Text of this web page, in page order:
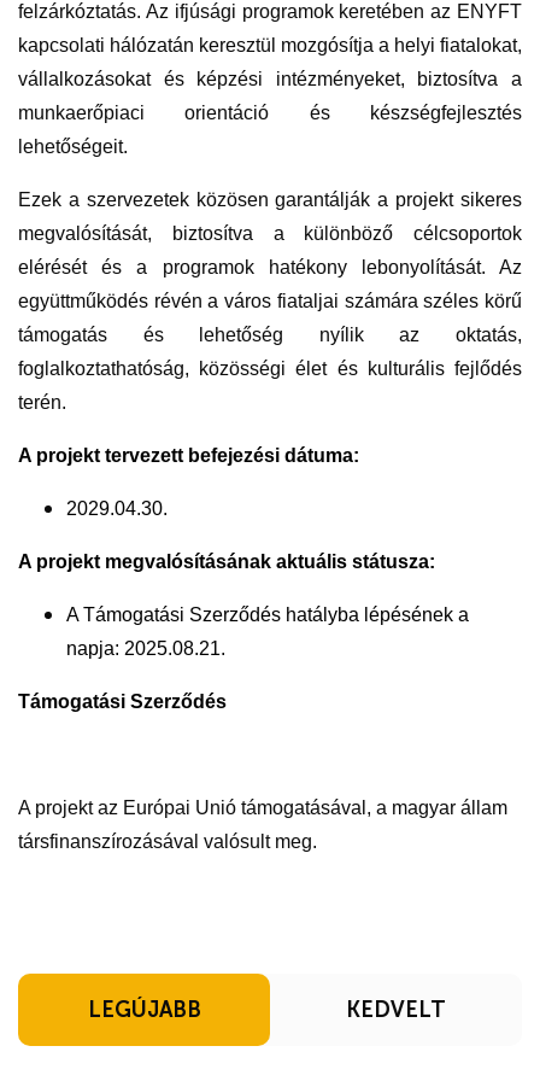
felzárkóztatás. Az ifjúsági programok keretében az ENYFT
kapcsolati hálózatán keresztül mozgósítja a helyi fiatalokat,
vállalkozásokat és képzési intézményeket, biztosítva a
munkaerőpiaci orientáció és készségfejlesztés
lehetőségeit.
Ezek a szervezetek közösen garantálják a projekt sikeres
megvalósítását, biztosítva a különböző célcsoportok
elérését és a programok hatékony lebonyolítását. Az
együttműködés révén a város fiataljai számára széles körű
támogatás és lehetőség nyílik az oktatás,
foglalkoztathatóság, közösségi élet és kulturális fejlődés
terén.
A projekt tervezett befejezési dátuma:
2029.04.30.
A projekt megvalósításának aktuális státusza:
A Támogatási Szerződés hatályba lépésének a
napja: 2025.08.21.
Támogatási Szerződés
A projekt az Európai Unió támogatásával, a magyar állam
társfinanszírozásával valósult meg.
LEGÚJABB KEDVELT